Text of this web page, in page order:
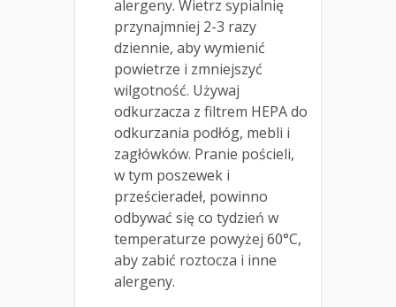
alergeny. Wietrz sypialnię
przynajmniej 2-3 razy
dziennie, aby wymienić
powietrze i zmniejszyć
wilgotność. Używaj
odkurzacza z filtrem HEPA do
odkurzania podłóg, mebli i
zagłówków. Pranie pościeli,
w tym poszewek i
prześcieradeł, powinno
odbywać się co tydzień w
temperaturze powyżej 60°C,
aby zabić roztocza i inne
alergeny.